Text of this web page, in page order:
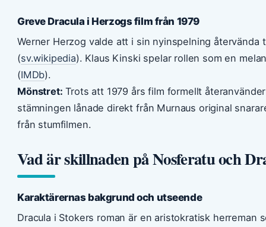
Greve Dracula i Herzogs film från 1979
Werner Herzog valde att i sin nyinspelning återvända
(sv.wikipedia). Klaus Kinski spelar rollen som en
(IMDb).
Mönstret: Trots att 1979 års film formellt
stämningen lånade direkt från Murnaus original
från stumfilmen.
Vad är skillnaden på Nosferatu och
Karaktärernas bakgrund och utseende
Dracula i Stokers roman är en aristokratisk herreman